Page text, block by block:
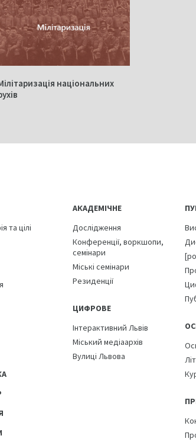
національних
та цілі
АКАДЕМІЧНЕ
Дослідження
Конференції, воркшопи,
семінари
Міські семінари
Резиденції
ЦИФРОВЕ
Інтерактивний Львів
Міський медіаархів
Вулиці Львова